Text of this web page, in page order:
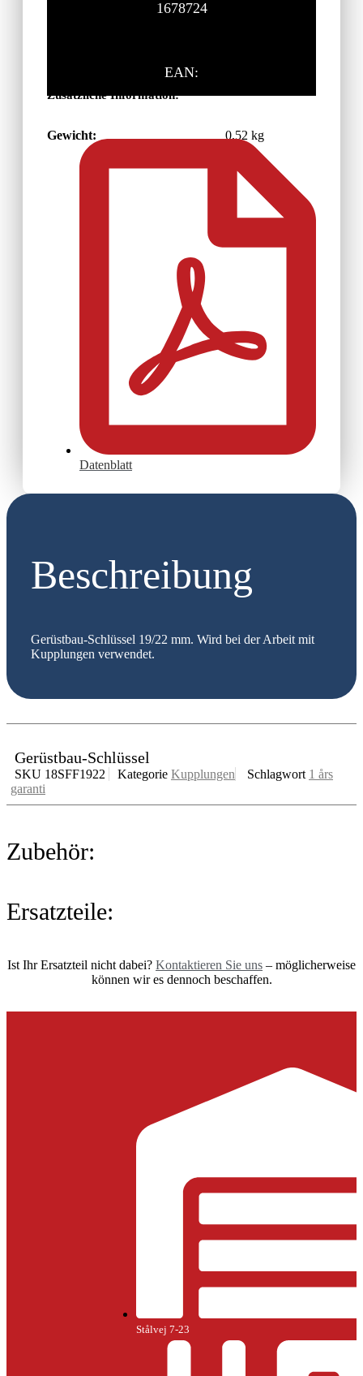
1678724
EAN:
Zusätzliche Information:
Gewicht: 0,52 kg
Datenblatt
Beschreibung
Gerüstbau-Schlüssel 19/22 mm. Wird bei der Arbeit mit
Kupplungen verwendet.
Gerüstbau-Schlüssel
SKU 18SFF1922 Kategorie Kupplungen Schlagwort 1 års
garanti
Zubehör:
Ersatzteile:
Ist Ihr Ersatzteil nicht dabei? Kontaktieren Sie uns – möglicherweise
können wir es dennoch beschaffen.
Stålvej 7-23